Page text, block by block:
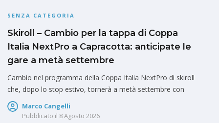
SENZA CATEGORIA
Skiroll – Cambio per la tappa di Coppa
Italia NextPro a Capracotta: anticipate le
gare a metà settembre
Cambio nel programma della Coppa Italia NextPro di skiroll
che, dopo lo stop estivo, tornerà a metà settembre con
Marco Cangelli
Pubblicato il 8 Agosto 2026